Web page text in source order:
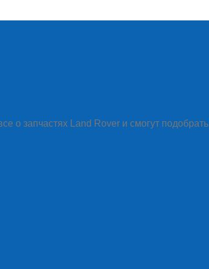
о запчастях Land Rover и смогут